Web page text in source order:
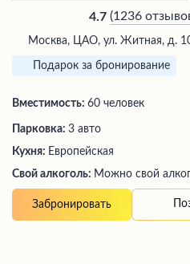
4.7 (1236
Москва, ЦАО, ул. Житная, д.
Подарок за бронирование
Вместимость: 60 человек
Парковка: 3 авто
Кухня: Европейская
Свой алкоголь: Можно свой
Забронировать